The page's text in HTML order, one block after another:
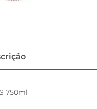
750ml